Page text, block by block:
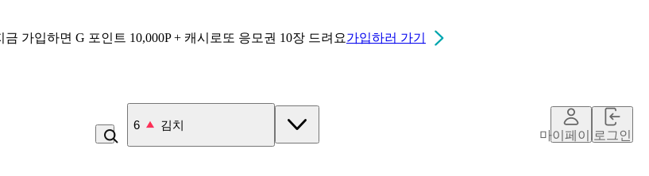
금 가입하면 G 포인트 10,000P + 캐시로또 응모권 10장 드려요가입하러 가기
6 김치
마이페이지로그인